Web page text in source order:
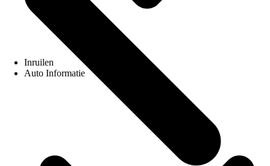
Inruilen
Auto Informatie